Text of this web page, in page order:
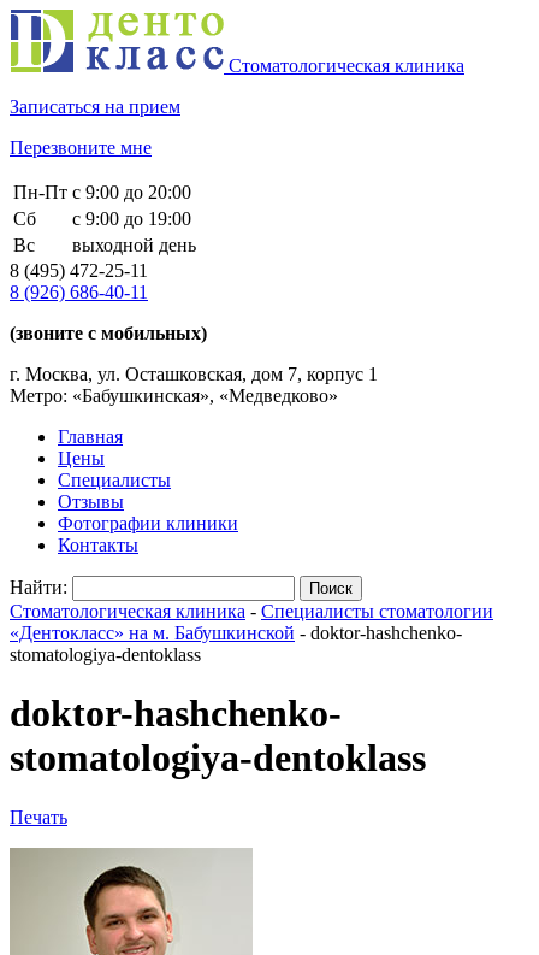
Стоматологическая клиника
Записаться на прием
Перезвоните мне
Пн-Пт с 9:00 до 20:00
Сб
с 9:00 до 19:00
Вс
выходной день
8 (495) 472-25-11
8 (926) 686-40-11
(звоните с мобильных)
г. Москва, ул. Осташковская, дом 7, корпус 1
Метро: «Бабушкинская», «Медведково»
Главная
Цены
Специалисты
Отзывы
Фотографии клиники
Контакты
Найти:
Стоматологическая клиника - Специалисты стоматологии
«Дентокласс» на м. Бабушкинской - doktor-hashchenko-
stomatologiya-dentoklass
doktor-hashchenko-
stomatologiya-dentoklass
Печать